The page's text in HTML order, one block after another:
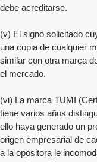
debe acreditarse.
(v) El signo solicitado
una copia de cualquier
similar con otra marca
el mercado.
(vi) La marca TUMI
tiene varios años
ello haya generado un
origen empresarial de
a la opositora le